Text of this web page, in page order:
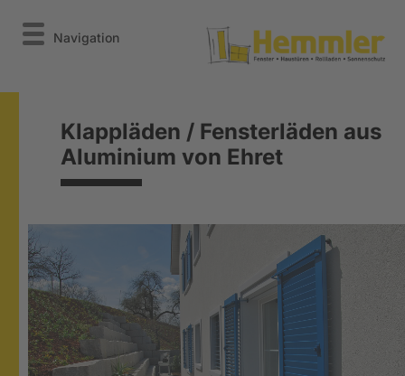
Navigation
Klappläden / Fensterläden aus
Aluminium von Ehret